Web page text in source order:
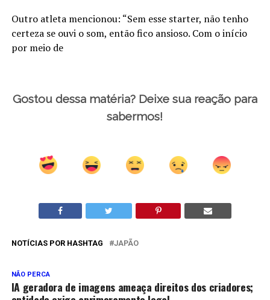
Outro atleta mencionou: “Sem esse starter, não tenho
certeza se ouvi o som, então fico ansioso. Com o início
por meio de
Gostou dessa matéria? Deixe sua reação para
sabermos!
NOTÍCIAS POR HASHTAG JAPÃO
NÃO PERCA
IA geradora de imagens ameaça direitos dos criadores;